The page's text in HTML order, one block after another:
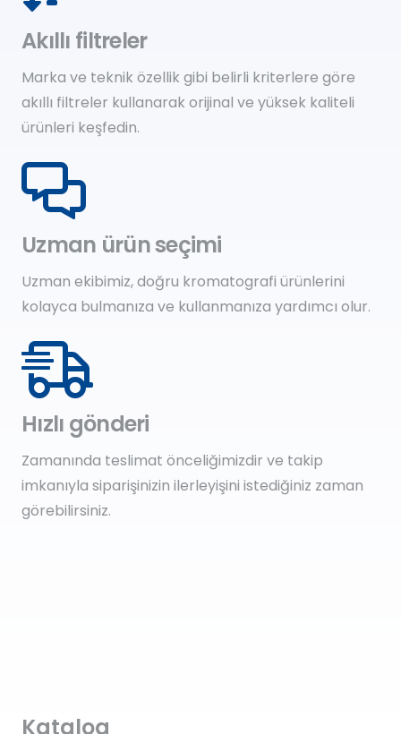
Akıllı filtreler
Marka ve teknik özellik gibi belirli kriterlere göre
akıllı filtreler kullanarak orijinal ve yüksek kaliteli
ürünleri keşfedin.
Uzman ürün seçimi
Uzman ekibimiz, doğru kromatografi ürünlerini
kolayca bulmanıza ve kullanmanıza yardımcı olur.
Hızlı gönderi
Zamanında teslimat önceliğimizdir ve takip
imkanıyla siparişinizin ilerleyişini istediğiniz zaman
görebilirsiniz.
Katalog